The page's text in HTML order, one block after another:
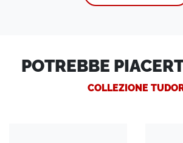
POTREBBE
COLLEZIONE